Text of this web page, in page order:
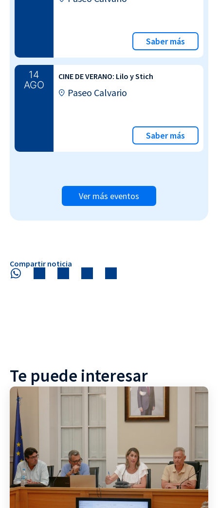
Saber más
14
AGO
CINE DE VERANO: Lilo y Stich
Paseo Calvario
Saber más
Ver más eventos
Compartir noticia
Te puede interesar